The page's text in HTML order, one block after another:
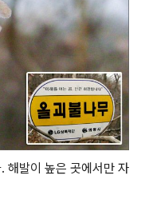
해발이 높은 곳에서만 자